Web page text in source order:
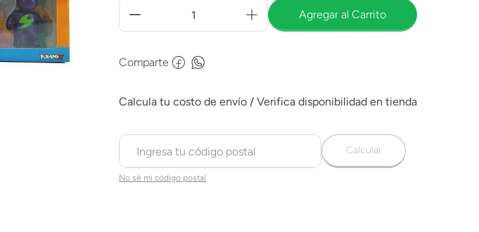
Agregar al Carrito
Comparte
No sé mi código postal
Calcular